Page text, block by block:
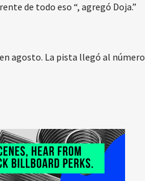
de todo eso “, agregó Doja.”
agosto. La pista llegó al número